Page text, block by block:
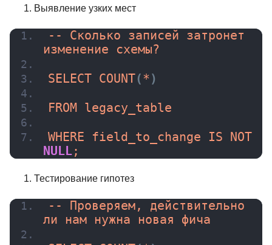
Выявление узких мест
-- Сколько записей затронет
изменение схемы?
SELECT COUNT(*)
FROM legacy_table
NULL;
Тестирование гипотез
-- Проверяем, действительно
ли нам нужна новая фича